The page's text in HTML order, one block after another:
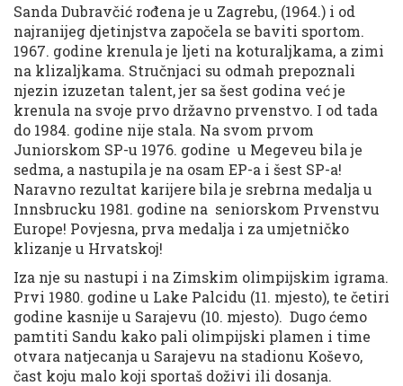
Sanda Dubravčić rođena je u Zagrebu, (1964.) i od
najranijeg djetinjstva započela se baviti sportom.
1967. godine krenula je ljeti na koturaljkama, a zimi
na klizaljkama. Stručnjaci su odmah prepoznali
njezin izuzetan talent, jer sa šest godina već je
krenula na svoje prvo državno prvenstvo. I od tada
do 1984. godine nije stala. Na svom prvom
Juniorskom SP-u 1976. godine u Megeveu bila je
sedma, a nastupila je na osam EP-a i šest SP-a!
Naravno rezultat karijere bila je srebrna medalja u
Innsbrucku 1981. godine na seniorskom Prvenstvu
Europe! Povjesna, prva medalja i za umjetničko
klizanje u Hrvatskoj!
Iza nje su nastupi i na Zimskim olimpijskim igrama.
Prvi 1980. godine u Lake Palcidu (11. mjesto), te četiri
godine kasnije u Sarajevu (10. mjesto). Dugo ćemo
pamtiti Sandu kako pali olimpijski plamen i time
otvara natjecanja u Sarajevu na stadionu Koševo,
čast koju malo koji sportaš doživi ili dosanja.